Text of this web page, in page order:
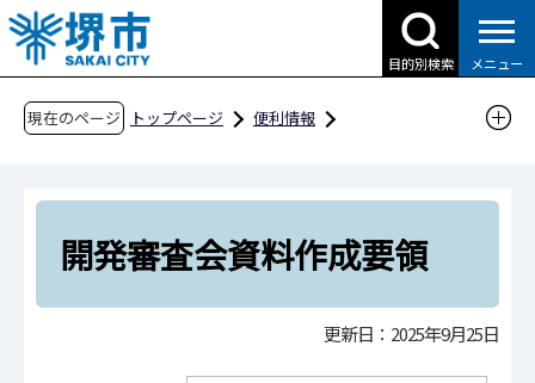
こ
の
ペ
目的別検索 メニュー
現在のページ トップページ
便利情報
申請書ダウンロード（企業の方へ）
目的別検索
産業・ビジネス
建築物・開発行為等
開発行為等
開発審査会資料作成要領
開発審査会資料作成要領
更新日：2025年9月25日